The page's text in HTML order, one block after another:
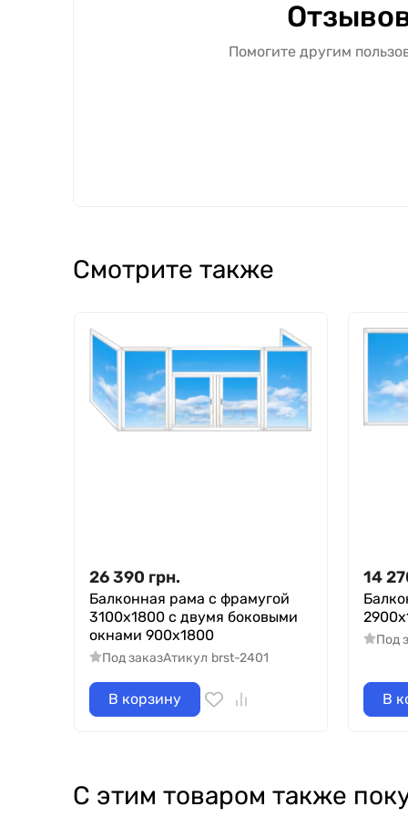
Помогите другим
Смотрите также
26 390 грн.
Балконная рама с фрамугой
3100х1800 с двумя боковыми
окнами 900х1800
Под заказАтикул brst-2401
В корзину
14
Под
В
С этим товаром также